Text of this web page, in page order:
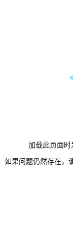
加载此页面时
如果问题仍然存在，